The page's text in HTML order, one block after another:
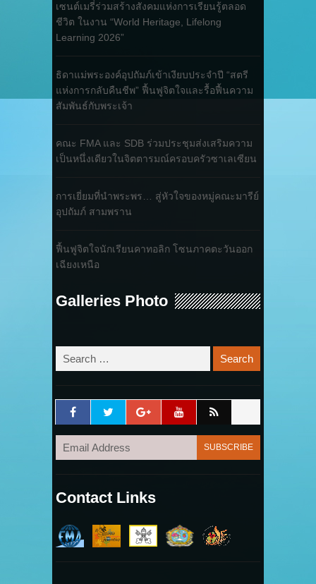
เซนต์เมรี่ร่วมสร้างสังคมแห่งการเรียนรู้ตลอด
ชีวิต ในงาน “World Heritage, Lifelong
Learning 2026”
ธิดาแม่พระองค์อุปถัมภ์เข้าเงียบประจำปี “สตรี
แห่งการกลับคืนชีพ” ฟื้นฟูจิตใจและรื้อฟื้นความ
สัมพันธ์กับพระเจ้า
คณะ FMA และ SDB ร่วมประชุมส่งเสริมความ
เป็นหนึ่งเดียวในจิตตารมณ์ครอบครัวซาเลเซียน
การเยี่ยมที่นำพระพร… สู่หัวใจของหมู่คณะมารีย์
อุปถัมภ์ สามพราน
ฟื้นฟูจิตใจนักเรียนคาทอลิก โซนภาคตะวันออก
เฉียงเหนือ
Galleries Photo
Contact Links